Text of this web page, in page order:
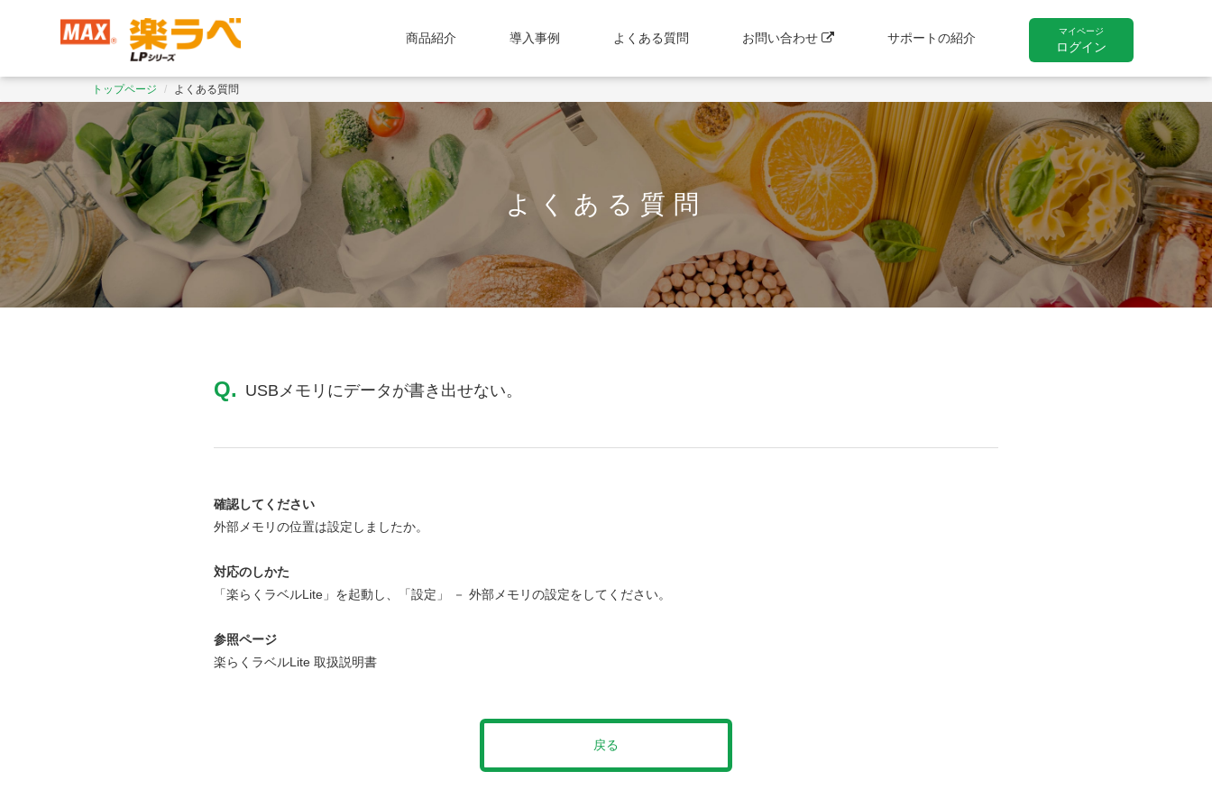
商品紹介 導入事例 よくある質問 お問い合わせ サポートの紹介 マイページ
ログイン
トップページ よくある質問
よくある質問
USBメモリにデータが書き出せない。
確認してください
外部メモリの位置は設定しましたか。
対応のしかた
「楽らくラベルLite」を起動し、「設定」 － 外部メモリの設定をしてください。
参照ページ
楽らくラベルLite 取扱説明書
戻る